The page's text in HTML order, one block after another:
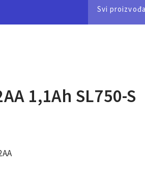
Svi
1,1Ah SL750-S